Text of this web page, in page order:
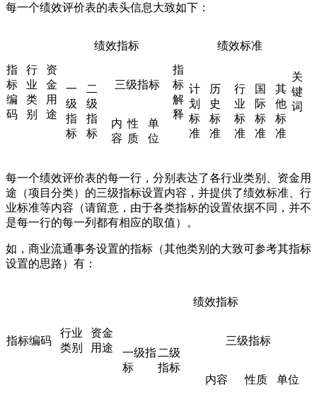
每一个绩效评价表的表头信息大致如下：
指
标
编
码
行
业
类
别
资
金
用
途
绩效指标
指
标
解
释
绩效标准
关
键
词
一
级
指
标
二
级
指
标
三级指标
计
划
标
准
历
史
标
准
行
业
标
准
国
际
标
准
其
他
标
准
内
容
性
质
单
位
每一个绩效评价表的每一行，分别表达了各行业类别、资金用
途（项目分类）的三级指标设置内容，并提供了绩效标准、行
业标准等内容（请留意，由于各类指标的设置依据不同，并不
是每一行的每一列都有相应的取值）。
如，商业流通事务设置的指标（其他类别的大致可参考其指标
设置的思路）有：
指标编码
行业
类别
资金
用途
绩效指标
一级指
标
二级
指标
三级指标
内容 性质 单位